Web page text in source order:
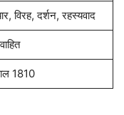
विरह, दर्शन, रहस्यवाद
1810